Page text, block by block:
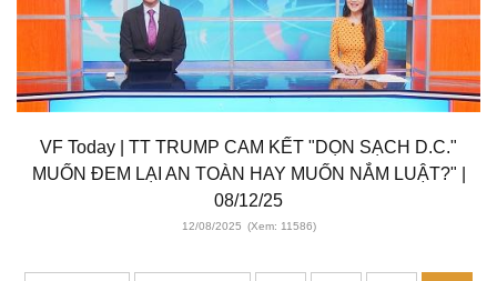
VF Today | TT TRUMP CAM KẾT "DỌN SẠCH D.C."
MUỐN ĐEM LẠI AN TOÀN HAY MUỐN NẮM LUẬT?" |
08/12/25
12/08/2025 (Xem: 11586)